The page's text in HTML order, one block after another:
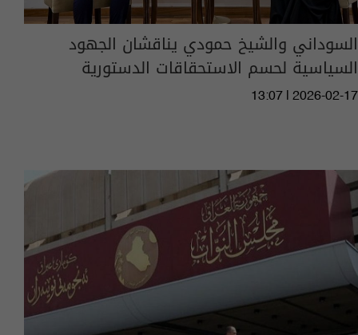
السوداني والشيخ حمودي يناقشان الجهود
السياسية لحسم الاستحقاقات الدستورية
13:07 | 2026-02-17